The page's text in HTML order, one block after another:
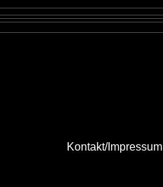
Kontakt/Impressum